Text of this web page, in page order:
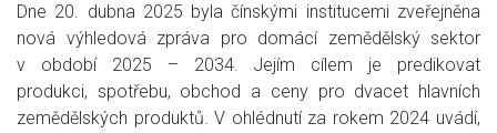
Dne 20. dubna 2025 byla čínskými institucemi zveřejněna
nová výhledová zpráva pro domácí zemědělský sektor
v období 2025 – 2034. Jejím cílem je predikovat
produkci, spotřebu, obchod a ceny pro dvacet hlavních
zemědělských produktů. V ohlédnutí za rokem 2024 uvádí,